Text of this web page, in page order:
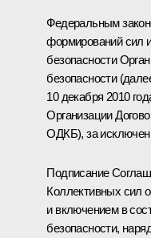
Федеральным
формирований сил
безопасности
безопасности
10 декабря 2010
Организации
ОДКБ), за
Подписание
Коллективных сил
и включением в
безопасности,